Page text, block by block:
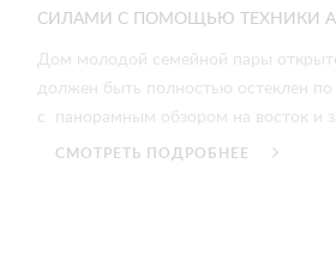
СИЛАМИ C ПОМОЩЬЮ ТЕХНИКИ
Дом молодой семейной пары
должен быть полностью остеклен по
с панорамным обзором на восток и
СМОТРЕТЬ ПОДРОБНЕЕ